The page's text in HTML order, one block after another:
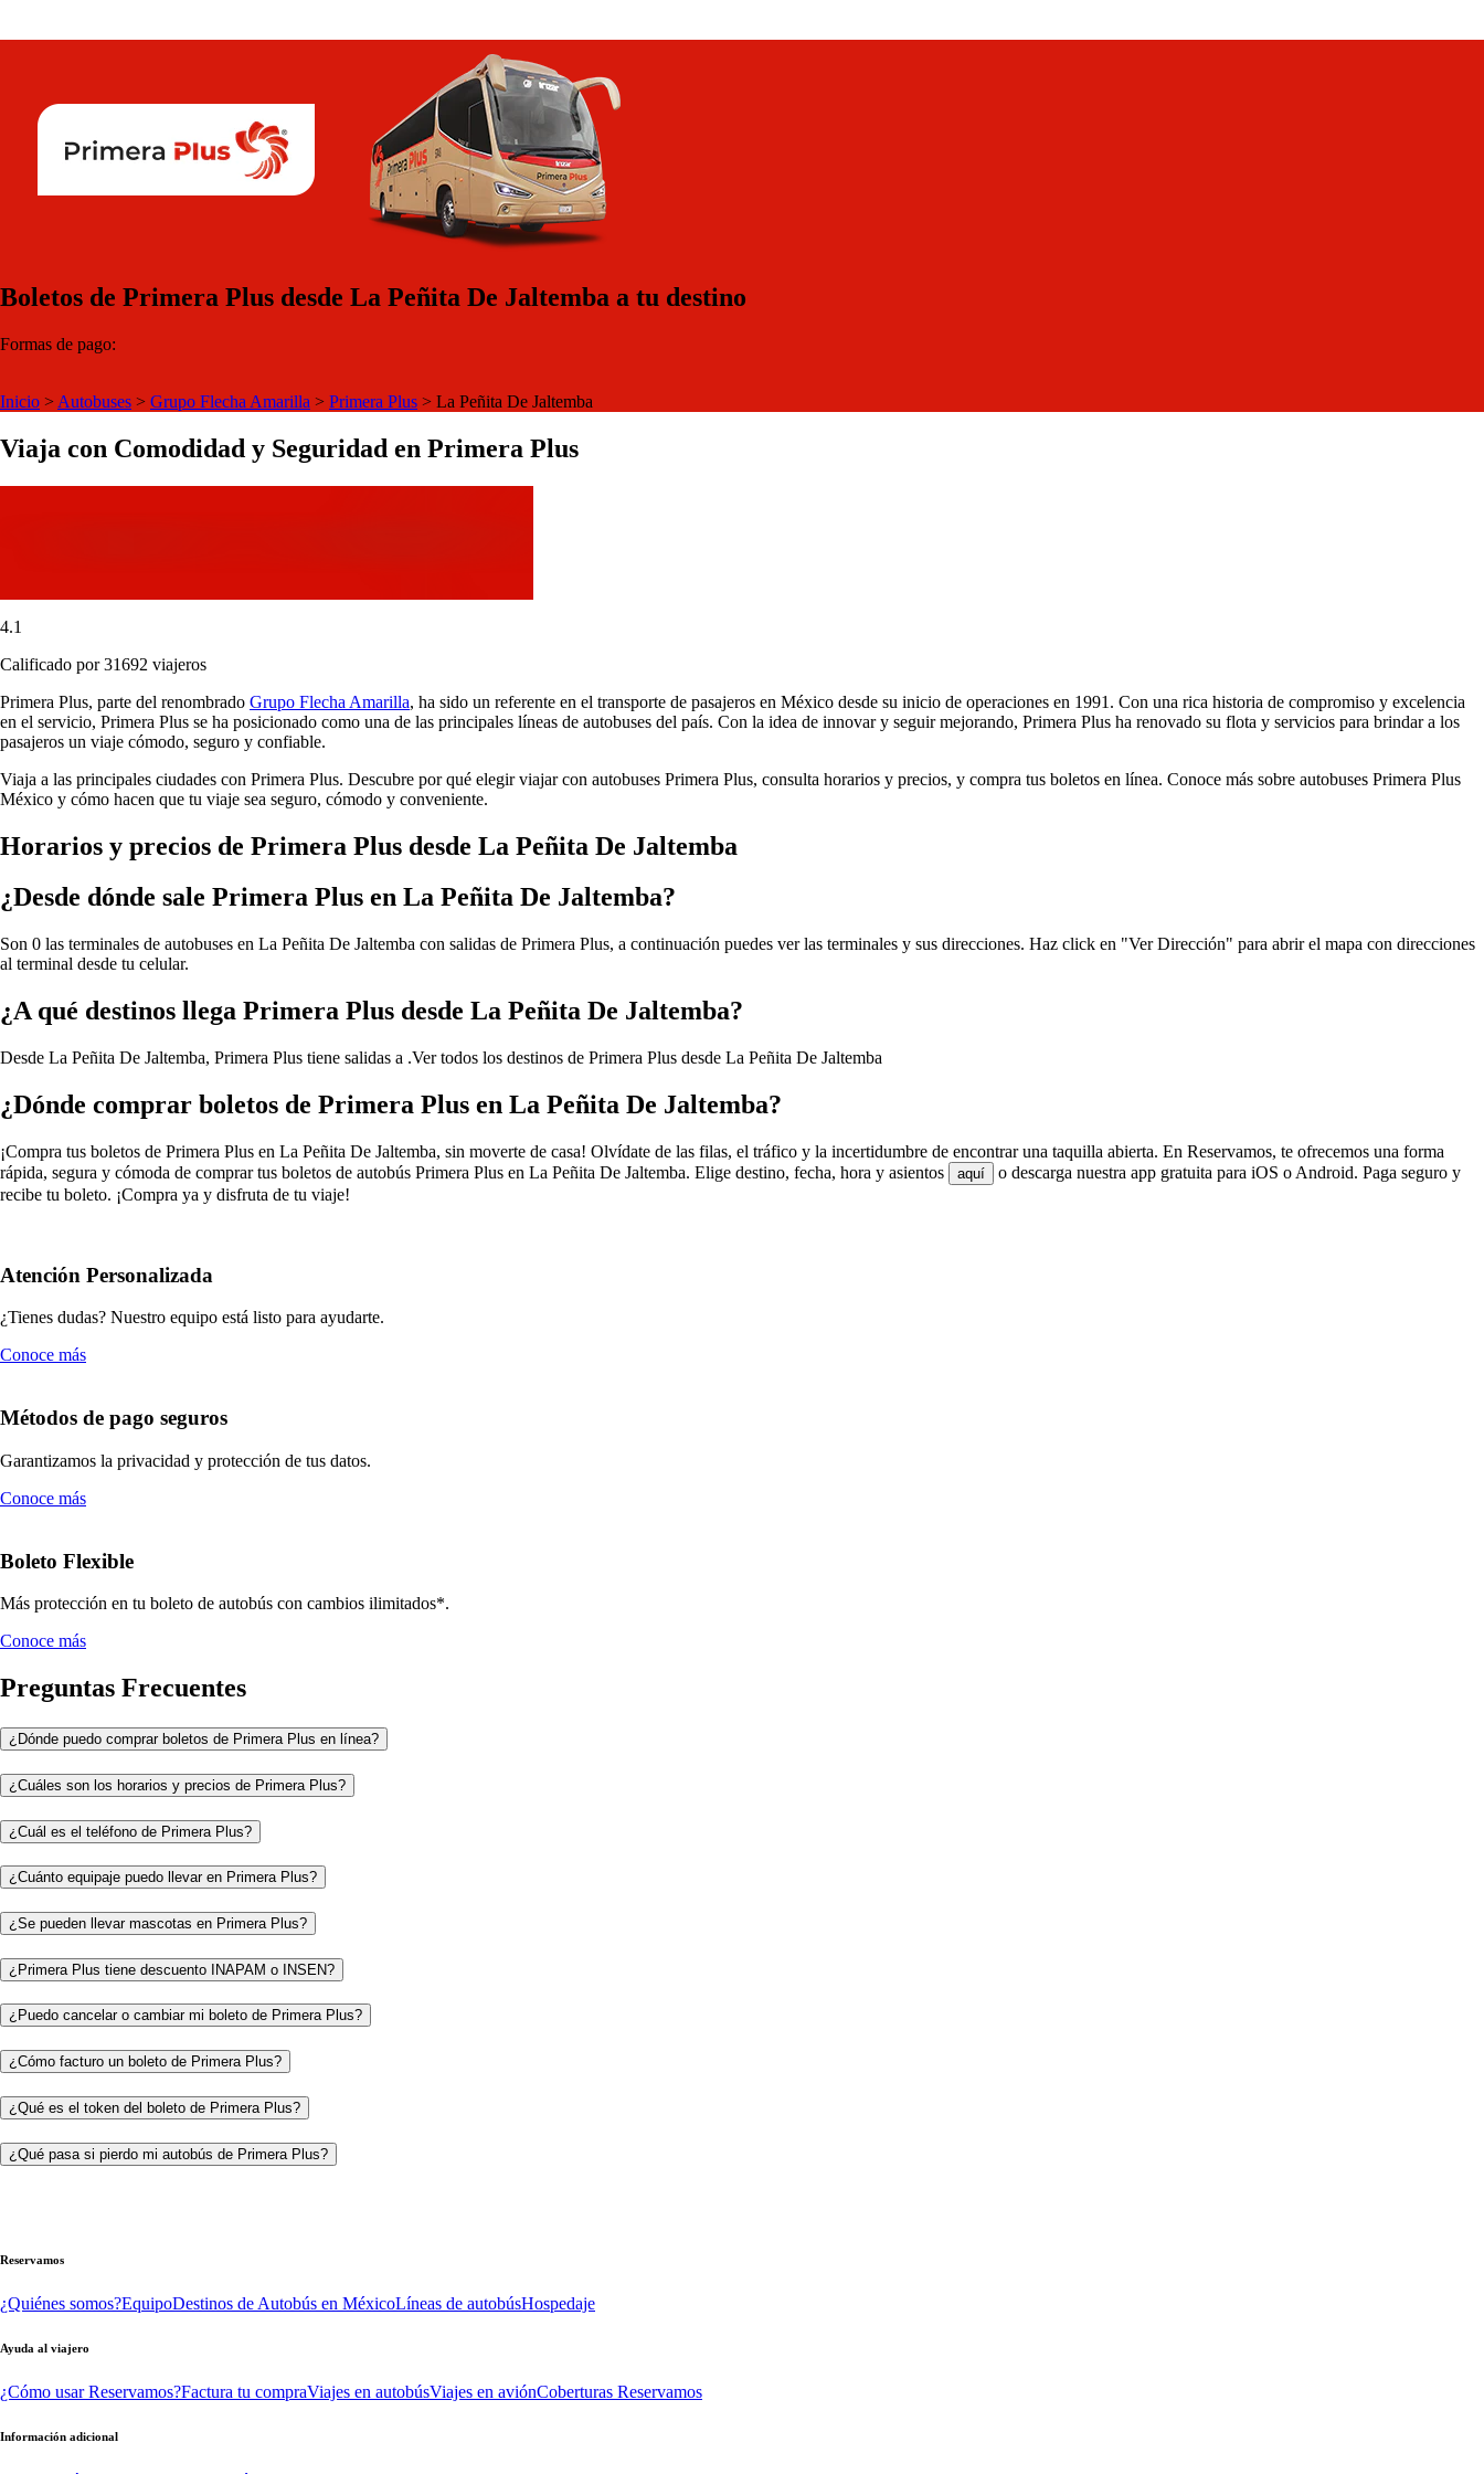
Boletos de Primera Plus desde La Peñita De Jaltemba a tu destino
Formas de pago:
Inicio > Autobuses > Grupo Flecha Amarilla > Primera Plus > La Peñita De Jaltemba
Viaja con Comodidad y Seguridad en Primera Plus
4.1
Calificado por 31692 viajeros
Primera Plus, parte del renombrado Grupo Flecha Amarilla, ha sido un referente en el transporte de pasajeros en México desde su inicio de operaciones en 1991. Con una rica historia de compromiso y excelencia
en el servicio, Primera Plus se ha posicionado como una de las principales líneas de autobuses del país. Con la idea de innovar y seguir mejorando, Primera Plus ha renovado su flota y servicios para brindar a los
pasajeros un viaje cómodo, seguro y confiable.
Viaja a las principales ciudades con Primera Plus. Descubre por qué elegir viajar con autobuses Primera Plus, consulta horarios y precios, y compra tus boletos en línea. Conoce más sobre autobuses Primera Plus
México y cómo hacen que tu viaje sea seguro, cómodo y conveniente.
Horarios y precios de Primera Plus desde La Peñita De Jaltemba
¿Desde dónde sale Primera Plus en La Peñita De Jaltemba?
Son 0 las terminales de autobuses en La Peñita De Jaltemba con salidas de Primera Plus, a continuación puedes ver las terminales y sus direcciones. Haz click en "Ver Dirección" para abrir el mapa con direcciones
al terminal desde tu celular.
¿A qué destinos llega Primera Plus desde La Peñita De Jaltemba?
Desde La Peñita De Jaltemba, Primera Plus tiene salidas a .Ver todos los destinos de Primera Plus desde La Peñita De Jaltemba
¿Dónde comprar boletos de Primera Plus en La Peñita De Jaltemba?
¡Compra tus boletos de Primera Plus en La Peñita De Jaltemba, sin moverte de casa! Olvídate de las filas, el tráfico y la incertidumbre de encontrar una taquilla abierta. En Reservamos, te ofrecemos una forma
rápida, segura y cómoda de comprar tus boletos de autobús Primera Plus en La Peñita De Jaltemba. Elige destino, fecha, hora y asientos
aquí
o descarga nuestra app gratuita para iOS o Android. Paga seguro y
recibe tu boleto. ¡Compra ya y disfruta de tu viaje!
Atención Personalizada
¿Tienes dudas? Nuestro equipo está listo para ayudarte.
Conoce más
Métodos de pago seguros
Garantizamos la privacidad y protección de tus datos.
Conoce más
Boleto Flexible
Más protección en tu boleto de autobús con cambios ilimitados*.
Conoce más
Preguntas Frecuentes
¿Dónde puedo comprar boletos de Primera Plus en línea?
¿Cuáles son los horarios y precios de Primera Plus?
¿Cuál es el teléfono de Primera Plus?
¿Cuánto equipaje puedo llevar en Primera Plus?
¿Se pueden llevar mascotas en Primera Plus?
¿Primera Plus tiene descuento INAPAM o INSEN?
¿Puedo cancelar o cambiar mi boleto de Primera Plus?
¿Cómo facturo un boleto de Primera Plus?
¿Qué es el token del boleto de Primera Plus?
¿Qué pasa si pierdo mi autobús de Primera Plus?
Reservamos
¿Quiénes somos?EquipoDestinos de Autobús en MéxicoLíneas de autobúsHospedaje
Ayuda al viajero
¿Cómo usar Reservamos?Factura tu compraViajes en autobúsViajes en aviónCoberturas Reservamos
Información adicional